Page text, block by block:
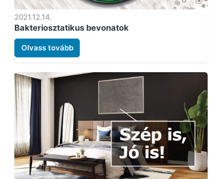
2021.12.14.
Bakteriosztatikus bevonatok
Olvass tovább